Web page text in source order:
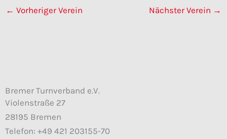
← Vorheriger Verein Nächster Verein →
Bremer Turnverband e.V.
Violenstraße 27
28195 Bremen
Telefon: +49 421 203155-70